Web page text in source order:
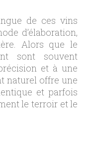
de ces vins
d’élaboration,
Alors que le
sont souvent
et à une
naturel offre une
et parfois
le terroir et le